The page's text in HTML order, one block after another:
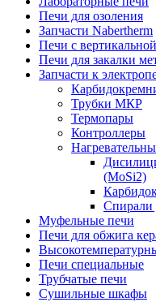
Печи для озоления
Запчасти Nabertherm
Печи с вертикальной
Печи для закалки
Запчасти к
Трубки МКР
Термопары
Контроллеры
(MoSi2)
Спирали
Муфельные печи
Печи для обжига
Печи специальные
Трубчатые печи
Сушильные шкафы